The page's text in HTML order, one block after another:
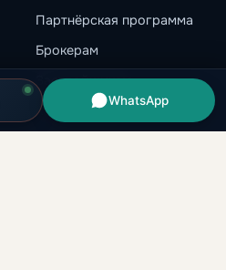
Партнёрская программа
Брокерам
Застройщикам
Контакты
WhatsApp